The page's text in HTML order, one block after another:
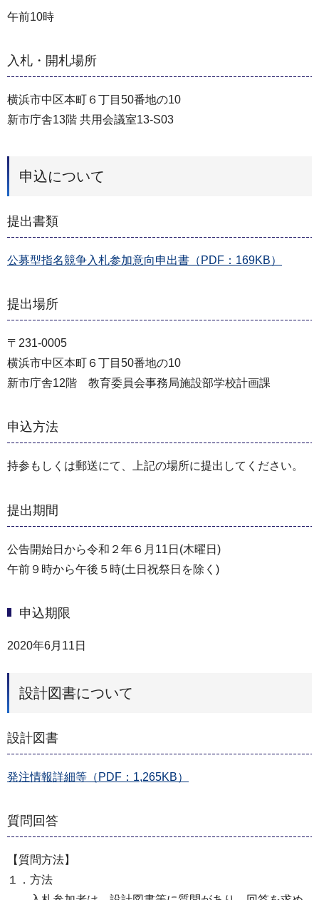
午前10時
入札・開札場所
横浜市中区本町６丁目50番地の10
新市庁舎13階 共用会議室13-S03
申込について
提出書類
公募型指名競争入札参加意向申出書（PDF：169KB）
提出場所
〒231-0005
横浜市中区本町６丁目50番地の10
新市庁舎12階 教育委員会事務局施設部学校計画課
申込方法
持参もしくは郵送にて、上記の場所に提出してください。
提出期間
公告開始日から令和２年６月11日(木曜日)
午前９時から午後５時(土日祝祭日を除く)
申込期限
2020年6月11日
設計図書について
設計図書
発注情報詳細等（PDF：1,265KB）
質問回答
【質問方法】
１．方法